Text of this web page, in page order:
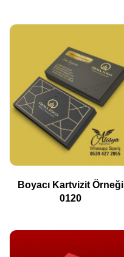
Boyacı Kartvizit Örneği
0120